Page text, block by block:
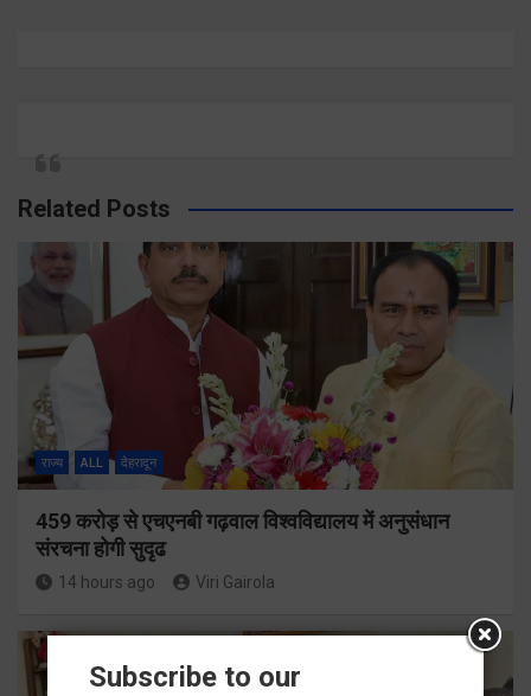
Related Posts
राज्य ALL देहरादून
459 करोड़ से एचएनबी गढ़वाल विश्वविद्यालय में अनुसंधान
संरचना होगी सुदृढ
14 hours ago Viri Gairola
Subscribe to our